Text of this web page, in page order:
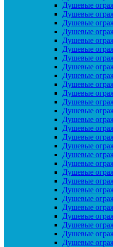
Душевые
Душевые
Душевые
Душевые
Душевые
Душевые
Душевые
Душевые
Душевые
Душевые
Душевые
Душевые
Душевые
Душевые
Душевые
Душевые
Душевые
Душевые
Душевые
Душевые
Душевые
Душевые
Душевые
Душевые
Душевые
Душевые
Душевые
Душевые